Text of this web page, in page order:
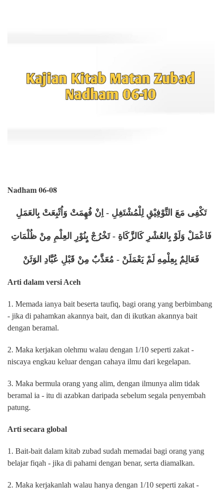
Nadham 06-08
تَكْفِى مَعَ التَّوْفِيْقِ لِلْمُشْتَغِلِ - اِنْ فُهِمَتْ وَاُتْبِعَتْ بِالعَمَلِ
فَاعْمَلْ وَلَوْ بِالعُشْرِ كَالزَّكَاةِ - تَخْرُجْ بٍنُوْرِ العِلْمِ مِنْ ظُلْمَاتِ
فَعَالِمٌ بِعِلْمِهِ لَمْ يَعْمَلَنْ - مُعَذَّبٌ مِنْ قَبْلِ عُبَّادِ الوَثَنْ
Arti dalam versi Aceh
1. Memada ianya bait beserta taufiq, bagi orang yang berbimbang
- jika di pahamkan akannya bait, dan di ikutkan akannya bait
dengan beramal.
2. Maka kerjakan olehmu walau dengan 1/10 seperti zakat -
niscaya engkau keluar dengan cahaya ilmu dari kegelapan.
3. Maka bermula orang yang alim, dengan ilmunya alim tidak
beramal ia - itu di azabkan daripada sebelum segala penyembah
patung.
Arti secara global
1. Bait-bait dalam kitab zubad sudah memadai bagi orang yang
belajar fiqah - jika di pahami dengan benar, serta diamalkan.
2. Maka kerjakanlah walau hanya dengan 1/10 seperti zakat -